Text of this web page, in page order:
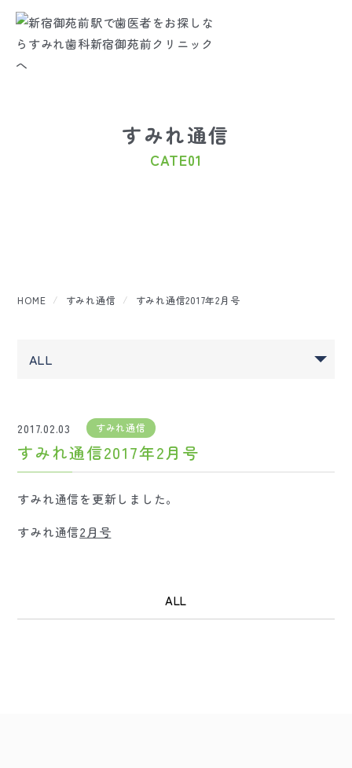
すみれ通信
CATE01
HOME すみれ通信 すみれ通信2017年2月号
2017.02.03 すみれ通信
すみれ通信2017年2月号
すみれ通信を更新しました。
すみれ通信2月号
ALL